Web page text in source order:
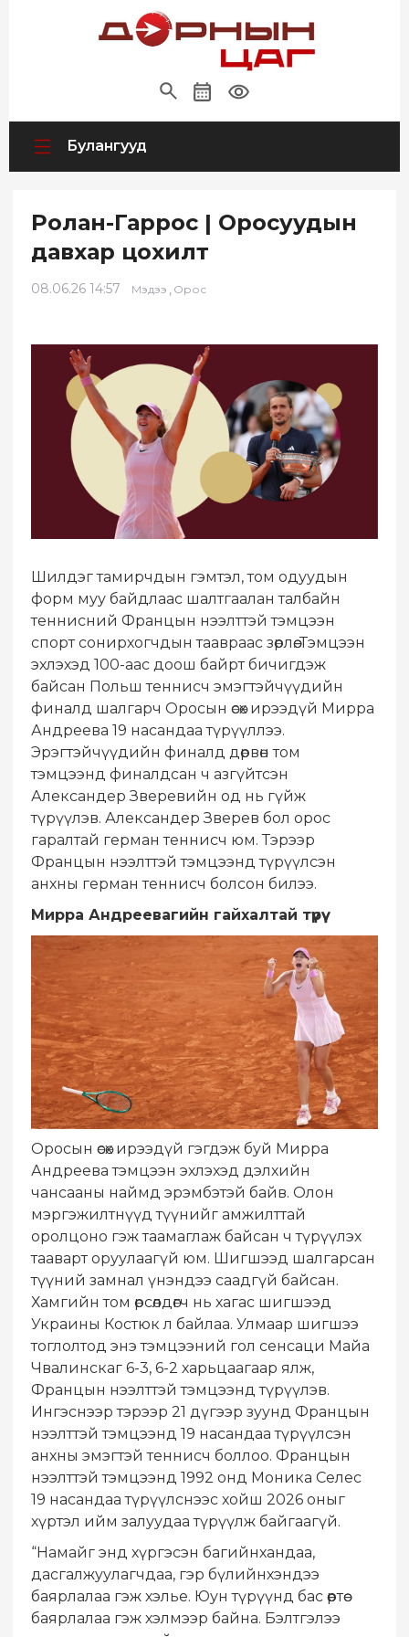
Булангууд
Ролан-Гаррос | Оросуудын
давхар цохилт
08.06.26 14:57 Мэдээ , Орос
Шилдэг тамирчдын гэмтэл, том одуудын
форм муу байдлаас шалтгаалан талбайн
теннисний Францын нээлттэй тэмцээн
спорт сонирхогчдын таавраас зөрлөө. Тэмцээн
эхлэхэд 100-аас доош байрт бичигдэж
байсан Польш теннисч эмэгтэйчүүдийн
финалд шалгарч Оросын өсөх ирээдүй Мирра
Андреева 19 насандаа түрүүллээ.
Эрэгтэйчүүдийн финалд дөрвөн том
тэмцээнд финалдсан ч азгүйтсэн
Александер Зверевийн од нь гүйж
түрүүлэв. Александер Зверев бол орос
гаралтай герман теннисч юм. Тэрээр
Францын нээлттэй тэмцээнд түрүүлсэн
анхны герман теннисч болсон билээ.
Мирра Андреевагийн гайхалтай түрүү
Оросын өсөх ирээдүй гэгдэж буй Мирра
Андреева тэмцээн эхлэхэд дэлхийн
чансааны наймд эрэмбэтэй байв. Олон
мэргэжилтнүүд түүнийг амжилттай
оролцоно гэж таамаглаж байсан ч түрүүлэх
тааварт оруулаагүй юм. Шигшээд шалгарсан
түүний замнал үнэндээ саадгүй байсан.
Хамгийн том өрсөлдөгч нь хагас шигшээд
Украины Костюк л байлаа. Улмаар шигшээ
тоглолтод энэ тэмцээний гол сенсаци Майа
Чвалинскаг 6-3, 6-2 харьцаагаар ялж,
Францын нээлттэй тэмцээнд түрүүлэв.
Ингэснээр тэрээр 21 дүгээр зуунд Францын
нээлттэй тэмцээнд 19 насандаа түрүүлсэн
анхны эмэгтэй теннисч боллоо. Францын
нээлттэй тэмцээнд 1992 онд Моника Селес
19 насандаа түрүүлснээс хойш 2026 оныг
хүртэл ийм залуудаа түрүүлж байгаагүй.
“Намайг энд хүргэсэн багийнхандаа,
дасгалжуулагчдаа, гэр бүлийнхэндээ
баярлалаа гэж хэлье. Юун түрүүнд бас өөртөө
баярлалаа гэж хэлмээр байна. Бэлтгэлээ